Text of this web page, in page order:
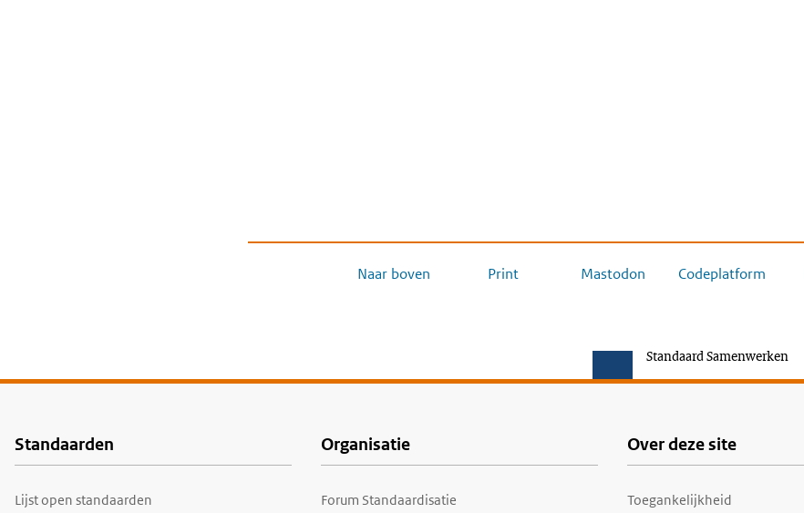
Naar boven Print Mastodon Codeplatform
Standaard Samenwerken
Voet
Standaarden
Lijst open standaarden
Organisatie
Forum Standaardisatie
Over deze site
Toegankelijkheid